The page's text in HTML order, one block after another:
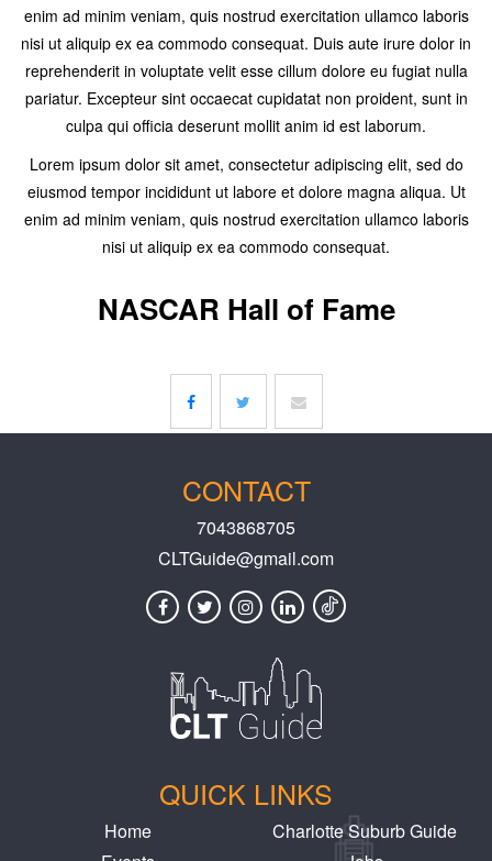
enim ad minim veniam, quis nostrud exercitation ullamco laboris
nisi ut aliquip ex ea commodo consequat. Duis aute irure dolor in
reprehenderit in voluptate velit esse cillum dolore eu fugiat nulla
pariatur. Excepteur sint occaecat cupidatat non proident, sunt in
culpa qui officia deserunt mollit anim id est laborum.
Lorem ipsum dolor sit amet, consectetur adipiscing elit, sed do
eiusmod tempor incididunt ut labore et dolore magna aliqua. Ut
enim ad minim veniam, quis nostrud exercitation ullamco laboris
nisi ut aliquip ex ea commodo consequat.
NASCAR Hall of Fame
CONTACT
7043868705
CLTGuide@gmail.com
QUICK LINKS
Home
Charlotte Suburb Guide